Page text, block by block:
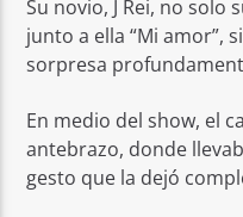
Su novio, J Rei, no
junto a ella “Mi amor”,
sorpresa
En medio del show, el
antebrazo, donde
gesto que la dejó